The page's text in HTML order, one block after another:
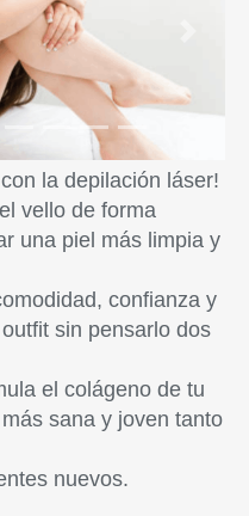
la depilación láser!
vello de forma
una piel más limpia y
confianza y
sin pensarlo dos
el colágeno de tu
sana y joven tanto
nuevos.